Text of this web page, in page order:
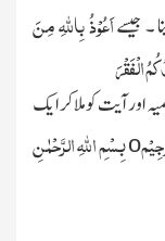
۔ جیسےاَعُوْذُ بِاللّٰہِ مِنَ
الْفَقْرَ
اور آیت کوملاکر ایک
oبِسْمِ اللّٰہِ الرَّحْمٰنِ